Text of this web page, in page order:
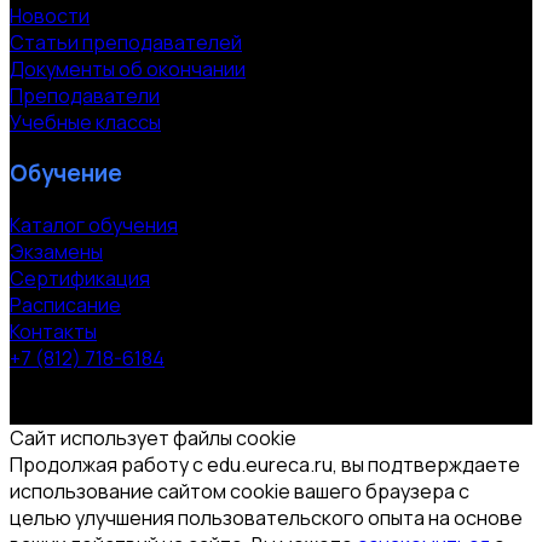
Новости
Статьи преподавателей
Документы об окончании
Преподаватели
Учебные классы
Обучение
Каталог обучения
Экзамены
Сертификация
Расписание
Контакты
+7 (812) 718-6184
Сайт использует файлы cookie
Продолжая работу с edu.eureca.ru, вы подтверждаете
использование сайтом cookie вашего браузера с
целью улучшения пользовательского опыта на основе